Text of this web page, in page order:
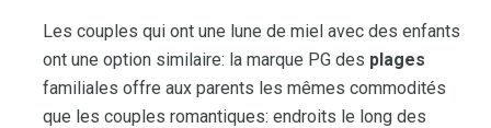
Les couples qui ont une lune de miel avec des enfants
ont une option similaire: la marque PG des plages
familiales offre aux parents les mêmes commodités
que les couples romantiques: endroits le long des